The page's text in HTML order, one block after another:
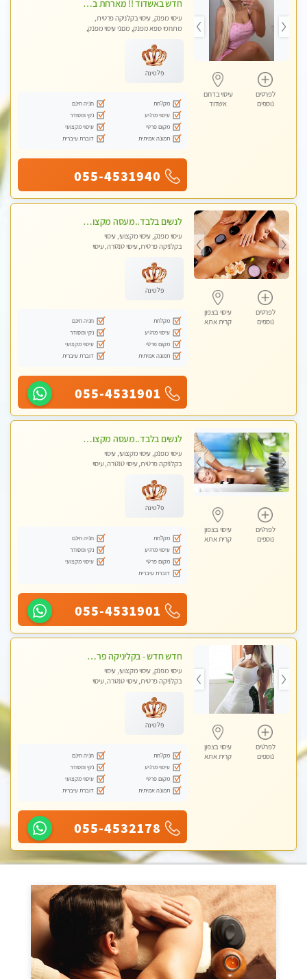
לפרטים
נוספים
עיסוי בדרום
אשדוד
חדש באשדוד !! מארחת בדירתי באופן פרטי ודיסקרטי מקום יפה מסודר נקי ואווירה נעימה יחס טוב בבית חםללא מין !!
עיסוי מפנק, עיסוי בקלניקה פרטית,
מתחמי ספא מפנק, מכוני עיסוי מפנק,
פלטינה
מקלחת
חניה חינם
עיסוי מרגיע
נקי ומסודר
מקום פרטי
עיסוי מקצועי
תמונה אמיתית
דוברת עיברית
055-4531940
לפרטים
נוספים
עיסוי בצפון
קרית אתא
לנשים בלבד..מעסה מקצועי לנשים בלבד לעיסוי מרגיע ומפנק VIP-מומלץ לחלוטין! פרטי! ​​​​​​
עיסוי מפנק, עיסוי מקצועי, עיסוי
בקלניקה פרטית, עיסוי טנטרה, עיסוי
פלטינה
מקלחת
חניה חינם
עיסוי מרגיע
נקי ומסודר
מקום פרטי
עיסוי מקצועי
תמונה אמיתית
דוברת עיברית
055-4531901
לפרטים
נוספים
עיסוי בצפון
קרית אתא
לנשים בלבד..מעסה מקצועי לנשים בלבד
עיסוי מפנק, עיסוי מקצועי, עיסוי
בקלניקה פרטית, עיסוי טנטרה, עיסוי
פלטינה
מקלחת
חניה חינם
עיסוי מרגיע
נקי ומסודר
מקום פרטי
עיסוי מקצועי
דוברת עיברית
055-4531901
לפרטים
נוספים
עיסוי בצפון
קרית אתא
חדש חדש - בקליניקה פרטית בחיפה עיסוי לחידוש אנרגיות עיסוי חלומי מומלץ מאוד !
עיסוי מפנק, עיסוי מקצועי, עיסוי
בקלניקה פרטית, עיסוי טנטרה, עיסוי
פלטינה
מקלחת
חניה חינם
עיסוי מרגיע
נקי ומסודר
מקום פרטי
עיסוי מקצועי
תמונה אמיתית
דוברת עיברית
055-4532178